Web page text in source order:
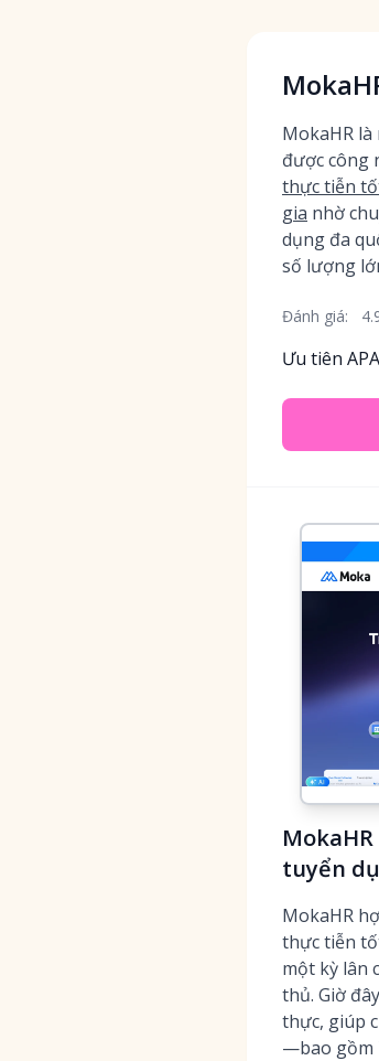
MokaHR là
được công
thực tiễn
gia nhờ
dụng đa
số lượng
Đánh giá:
Ưu tiên
tuyển
MokaHR
thực tiễn
một kỳ lân
thủ. Giờ
thực, giúp
—bao gồm